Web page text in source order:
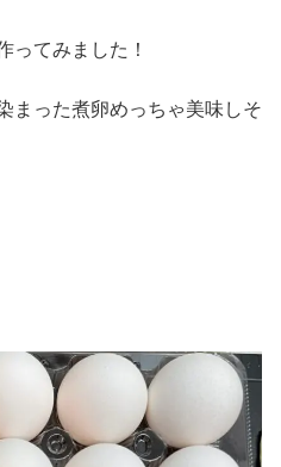
ってみました！
まった煮卵めっちゃ美味しそ